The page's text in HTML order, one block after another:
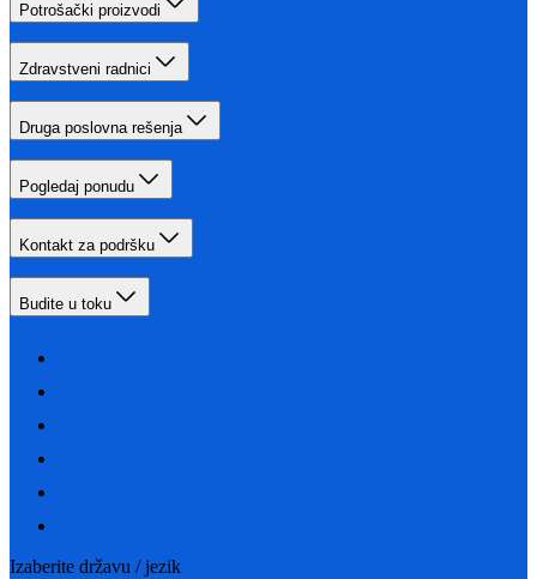
Potrošački proizvodi
Zdravstveni radnici
Druga poslovna rešenja
Pogledaj ponudu
Kontakt za podršku
Budite u toku
Izaberite državu / jezik